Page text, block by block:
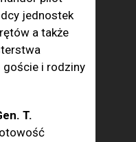
jednostek
a także
i rodziny
T.